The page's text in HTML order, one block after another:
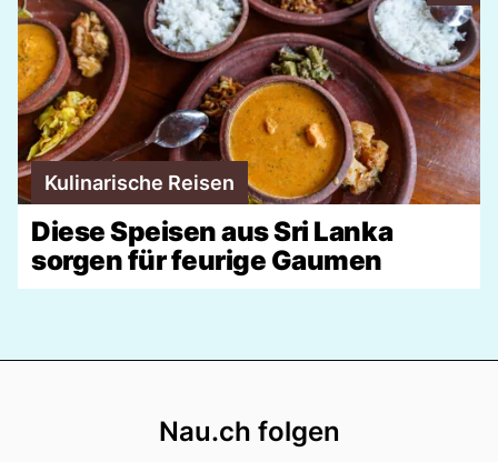
Kulinarische Reisen
Diese Speisen aus Sri Lanka
sorgen für feurige Gaumen
Nau.ch folgen